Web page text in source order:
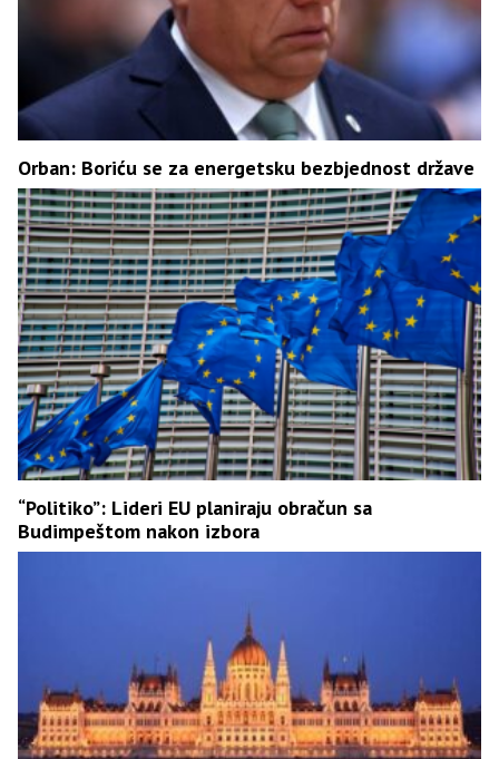
Orban: Boriću se za energetsku bezbjednost države
“Politiko”: Lideri EU planiraju obračun sa
Budimpeštom nakon izbora